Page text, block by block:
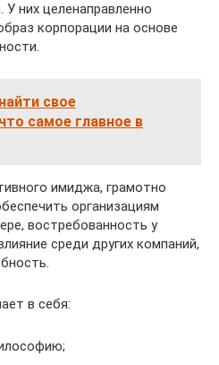
них целенаправленно
корпорации на основе
свое
самое главное в
имиджа, грамотно
организациям
востребованность у
среди других компаний,
в себя: